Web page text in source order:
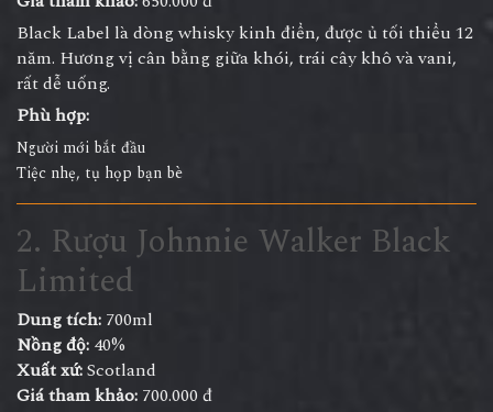
Black Label là dòng whisky kinh điển, được ủ tối thiểu 12
năm. Hương vị cân bằng giữa khói, trái cây khô và vani,
rất dễ uống.
Phù hợp:
Người mới bắt đầu
Tiệc nhẹ, tụ họp bạn bè
2. Rượu Johnnie Walker Black
Limited
Dung tích: 700ml
Nồng độ: 40%
Xuất xứ:Scotland
Giá tham khảo: 700.000 đ